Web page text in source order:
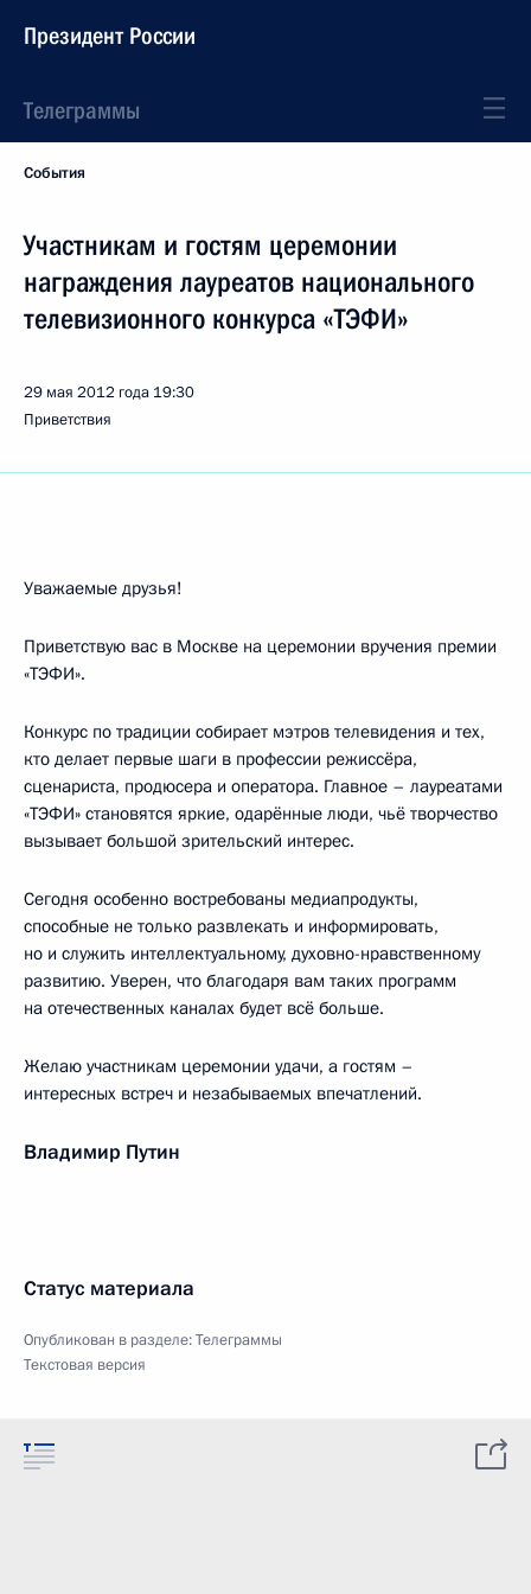
Президент России
Телеграммы
События
Участникам и гостям церемонии
награждения лауреатов национального
телевизионного конкурса «ТЭФИ»
29 мая 2012 года 19:30
Приветствия
Уважаемые друзья!
Приветствую вас в Москве на церемонии вручения премии
«ТЭФИ».
Конкурс по традиции собирает мэтров телевидения и тех,
кто делает первые шаги в профессии режиссёра,
сценариста, продюсера и оператора. Главное – лауреатами
«ТЭФИ» становятся яркие, одарённые люди, чьё творчество
вызывает большой зрительский интерес.
Сегодня особенно востребованы медиапродукты,
способные не только развлекать и информировать,
но и служить интеллектуальному, духовно-нравственному
развитию. Уверен, что благодаря вам таких программ
на отечественных каналах будет всё больше.
Желаю участникам церемонии удачи, а гостям –
интересных встреч и незабываемых впечатлений.
Владимир Путин
Статус материала
Опубликован в разделе:Телеграммы
Текстовая версия